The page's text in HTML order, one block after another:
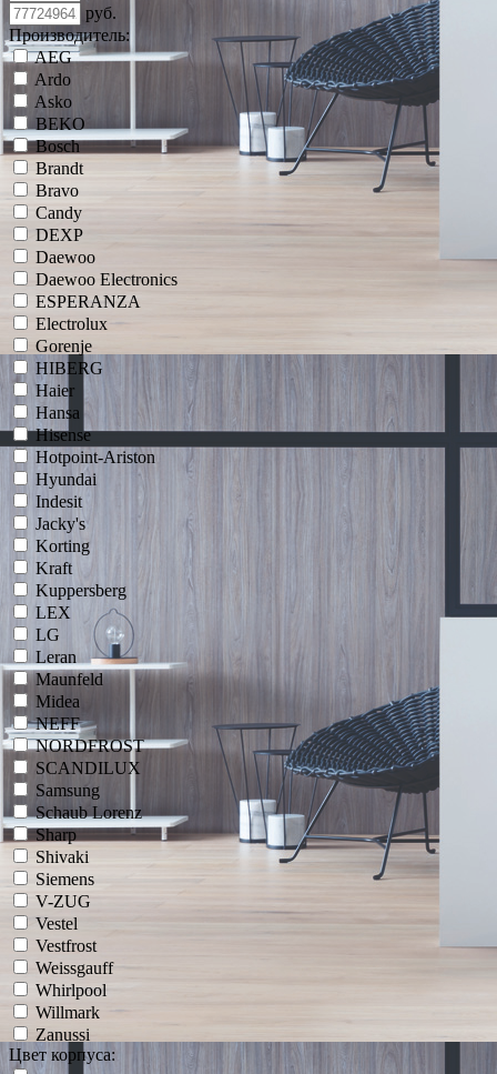
руб.
Производитель:
AEG
Ardo
Asko
BEKO
Bosch
Brandt
Bravo
Candy
DEXP
Daewoo
Daewoo Electronics
ESPERANZA
Electrolux
Gorenje
HIBERG
Haier
Hansa
Hisense
Hotpoint-Ariston
Hyundai
Indesit
Jacky's
Korting
Kraft
Kuppersberg
LEX
LG
Leran
Maunfeld
Midea
NEFF
NORDFROST
SCANDILUX
Samsung
Schaub Lorenz
Sharp
Shivaki
Siemens
V-ZUG
Vestel
Vestfrost
Weissgauff
Whirlpool
Willmark
Zanussi
Цвет корпуса: